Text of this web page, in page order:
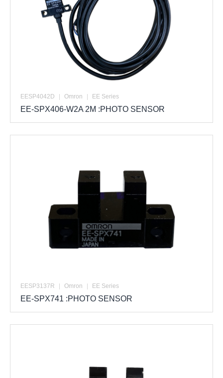
EESP4042D | Omron | EE Series
EE-SPX406-W2A 2M :PHOTO SENSOR
EESP3137R | Omron | EE Series
EE-SPX741 :PHOTO SENSOR